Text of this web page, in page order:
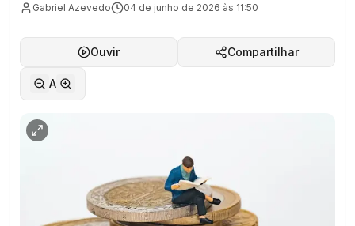
Gabriel Azevedo 04 de junho de 2026 às 11:50
Ouvir Compartilhar
A